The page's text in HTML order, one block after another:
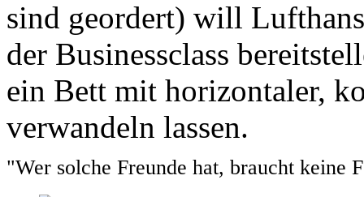
sind geordert) will
der Businessclass
ein Bett mit horizontaler,
verwandeln lassen.
"Wer solche Freunde hat, braucht keine